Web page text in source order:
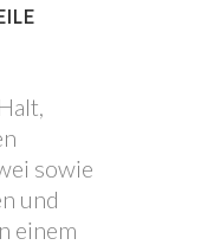
sowie
und
einem